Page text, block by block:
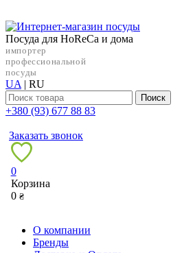
Посуда для HoReCa и дома
импортер
профессиональной
посуды
UA | RU
Поиск
+38‎0 (93) 677 88 83
Заказать звонок
0
Корзина
0 ₴
О компании
Бренды